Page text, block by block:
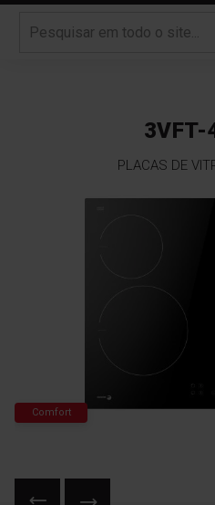
3VFT-
PLACAS DE
Comfort